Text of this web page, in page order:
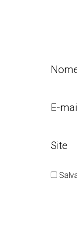
E-
Site